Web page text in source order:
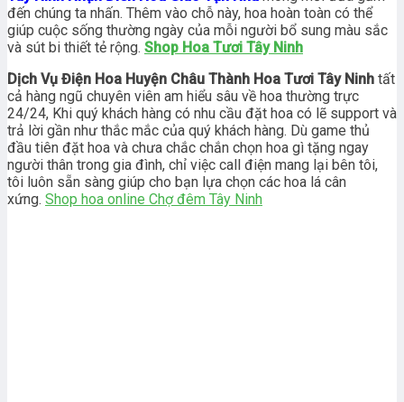
đến chúng ta nhấn. Thêm vào chỗ này, hoa hoàn toàn có thể
giúp cuộc sống thường ngày của mỗi người bổ sung màu sắc
và sút bi thiết tẻ rộng. Shop Hoa Tươi Tây Ninh
Dịch Vụ Điện Hoa Huyện Châu Thành Hoa Tươi Tây Ninh tất
cả hàng ngũ chuyên viên am hiểu sâu về hoa thường trực
24/24, Khi quý khách hàng có nhu cầu đặt hoa có lẽ support và
trả lời gần như thắc mắc của quý khách hàng. Dù game thủ
đầu tiên đặt hoa và chưa chắc chắn chọn hoa gì tặng ngay
người thân trong gia đình, chỉ việc call điện mang lại bên tôi,
tôi luôn sẵn sàng giúp cho bạn lựa chọn các hoa lá cân
xứng. Shop hoa online Chợ đêm Tây Ninh